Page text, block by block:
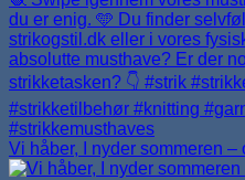
Vi håber, I nyder sommeren –